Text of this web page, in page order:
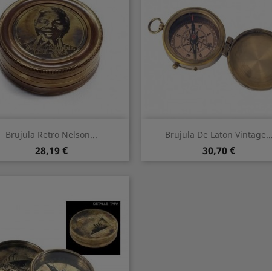
Brujula Retro Nelson...
Preis
28,19 €
 Vorschau Brujula De Laton Vintage...
Preis
30,70 €
Vorschau